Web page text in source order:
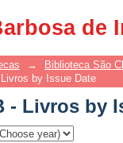
de
- Livros by
→
Biblioteca São
by Issue Date
- Livros by